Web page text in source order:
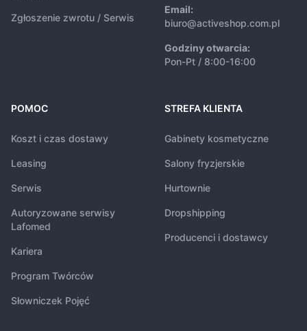
Zgłoszenie zwrotu / Serwis
Email:
biuro@activeshop.com.pl
Godziny otwarcia:
Pon-Pt / 8:00-16:00
POMOC
Koszt i czas dostawy
Leasing
Serwis
Autoryzowane serwisy
Lafomed
Kariera
Program Twórców
Słowniczek Pojęć
STREFA KLIENTA
Gabinety kosmetyczne
Salony fryzjerskie
Hurtownie
Dropshipping
Producenci i dostawcy